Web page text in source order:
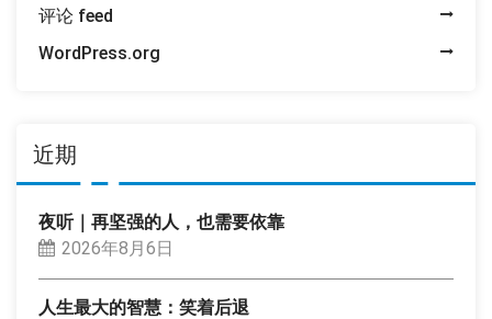
评论 feed
WordPress.org
近期
夜听｜再坚强的人，也需要依靠
2026年8月6日
人生最大的智慧：笑着后退